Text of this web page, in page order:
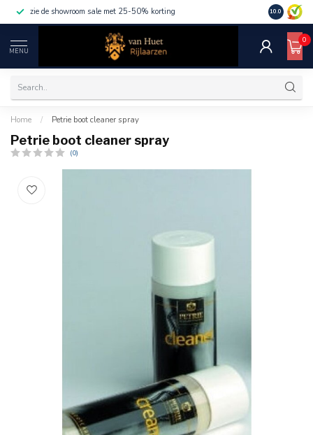
zie de showroom sale met 25-50% korting 10.0
MENU
0
Home / Petrie boot cleaner spray
Petrie boot cleaner spray
(0)